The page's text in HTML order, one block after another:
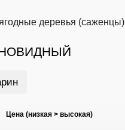
деревья (саженцы)